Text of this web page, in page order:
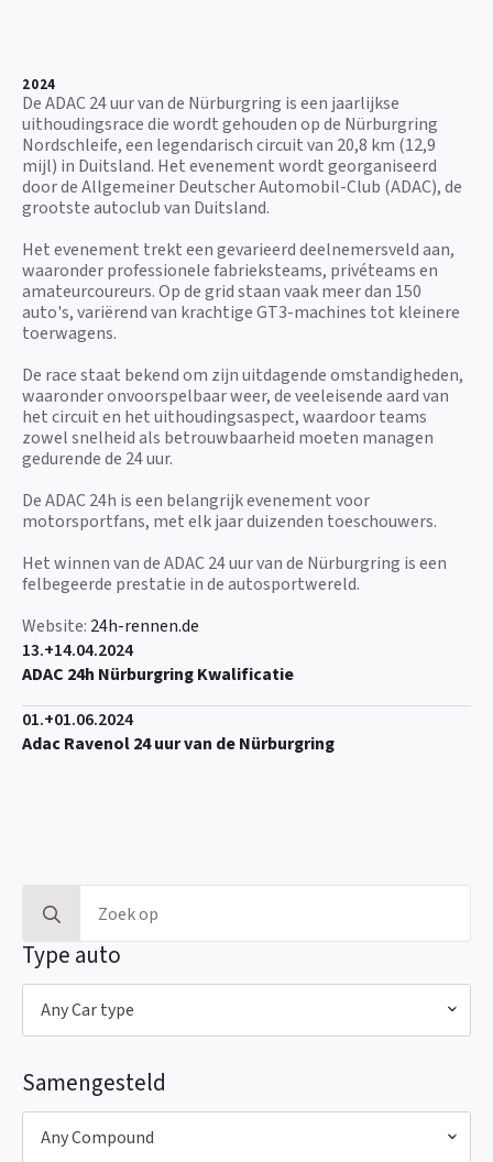
2024
De ADAC 24 uur van de Nürburgring is een jaarlijkse
uithoudingsrace die wordt gehouden op de Nürburgring
Nordschleife, een legendarisch circuit van 20,8 km (12,9
mijl) in Duitsland. Het evenement wordt georganiseerd
door de Allgemeiner Deutscher Automobil-Club (ADAC), de
grootste autoclub van Duitsland.
Het evenement trekt een gevarieerd deelnemersveld aan,
waaronder professionele fabrieksteams, privéteams en
amateurcoureurs. Op de grid staan vaak meer dan 150
auto's, variërend van krachtige GT3-machines tot kleinere
toerwagens.
De race staat bekend om zijn uitdagende omstandigheden,
waaronder onvoorspelbaar weer, de veeleisende aard van
het circuit en het uithoudingsaspect, waardoor teams
zowel snelheid als betrouwbaarheid moeten managen
gedurende de 24 uur.
De ADAC 24h is een belangrijk evenement voor
motorsportfans, met elk jaar duizenden toeschouwers.
Het winnen van de ADAC 24 uur van de Nürburgring is een
felbegeerde prestatie in de autosportwereld.
Website: 24h-rennen.de
13.+14.04.2024
ADAC 24h Nürburgring Kwalificatie
01.+01.06.2024
Adac Ravenol 24 uur van de Nürburgring
Type auto
Any Car type
Samengesteld
Any Compound